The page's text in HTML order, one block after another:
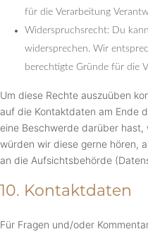
für die Verarbeitung
Widerspruchsrecht: Du
widersprechen. Wir
berechtigte Gründe für die
Um diese Rechte auszuüben
auf die Kontaktdaten am Ende
eine Beschwerde darüber
würden wir diese gerne hören,
an die Aufsichtsbehörde
10. Kontaktdaten
Für Fragen und/oder